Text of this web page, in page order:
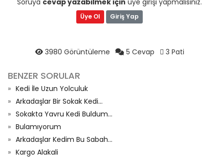
Üye Ol Giriş Yap
3980 Görüntüleme 5 Cevap 3 Pati
BENZER SORULAR
Kedi İle Uzun Yolculuk
Arkadaşlar Bir Sokak Kedi...
Sokakta Yavru Kedi Buldum...
Bulamıyorum
Arkadaşlar Kedim Bu Sabah...
Kargo Alakali